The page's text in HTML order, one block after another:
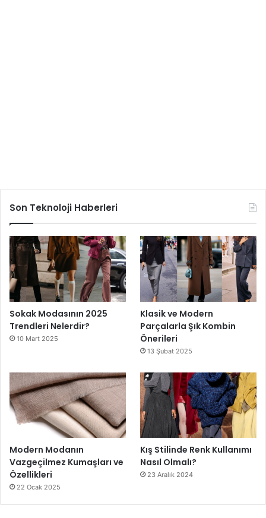
Son Teknoloji Haberleri
Sokak Modasının 2025
Trendleri Nelerdir?
10 Mart 2025
Klasik ve Modern
Parçalarla Şık Kombin
Önerileri
13 Şubat 2025
Modern Modanın
Vazgeçilmez Kumaşları ve
Özellikleri
22 Ocak 2025
Kış Stilinde Renk Kullanımı
Nasıl Olmalı?
23 Aralık 2024